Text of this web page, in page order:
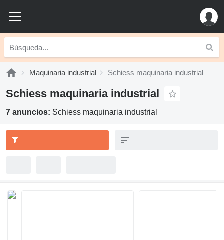
Maquinaria industrial Schiess maquinaria industrial
Schiess maquinaria industrial
7 anuncios: Schiess maquinaria industrial